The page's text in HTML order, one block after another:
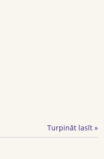
Turpināt lasīt »